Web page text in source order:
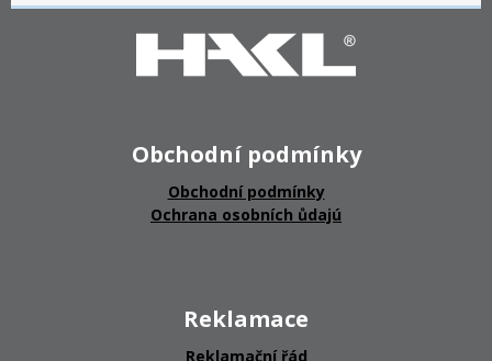
Obchodní podmínky
Obchodní podmínky
Ochrana osobních ůdajú
Reklamace
Reklamační řád